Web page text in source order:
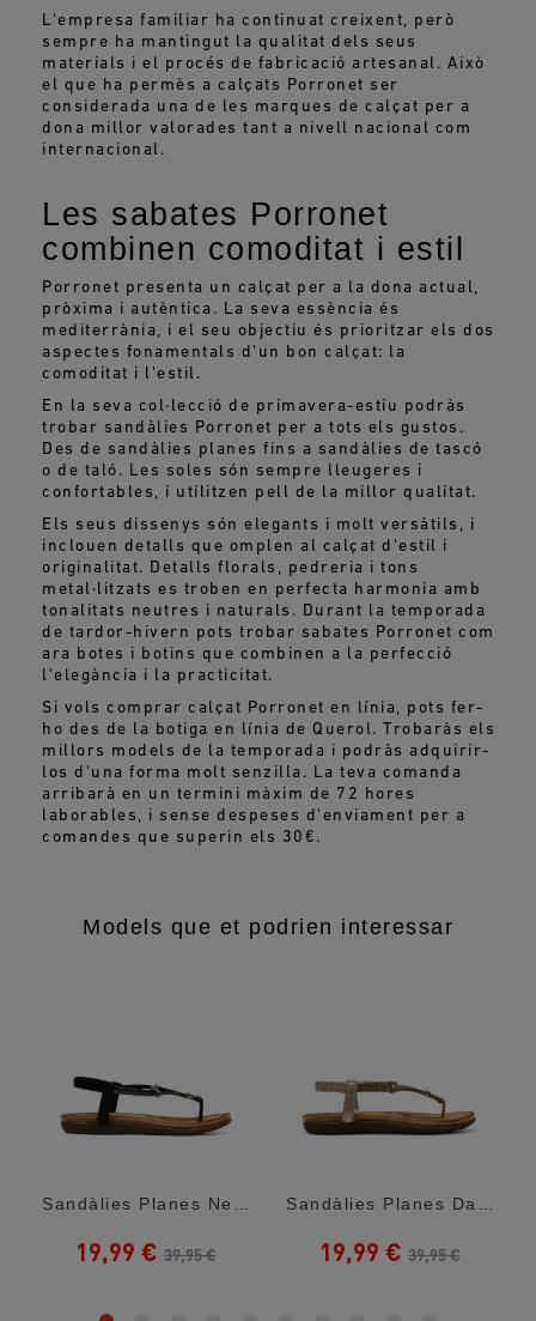
L'empresa familiar ha continuat creixent, però
sempre ha mantingut la qualitat dels seus
materials i el procés de fabricació artesanal. Això
el que ha permès a calçats Porronet ser
considerada una de les marques de calçat per a
dona millor valorades tant a nivell nacional com
internacional.
Les sabates Porronet
combinen comoditat i estil
Porronet presenta un calçat per a la dona actual,
pròxima i autèntica. La seva essència és
mediterrània, i el seu objectiu és prioritzar els dos
aspectes fonamentals d'un bon calçat: la
comoditat i l'estil.
En la seva col·lecció de primavera-estiu podràs
trobar sandàlies Porronet per a tots els gustos.
Des de sandàlies planes fins a sandàlies de tascó
o de taló. Les soles són sempre lleugeres i
confortables, i utilitzen pell de la millor qualitat.
Els seus dissenys són elegants i molt versàtils, i
inclouen detalls que omplen al calçat d'estil i
originalitat. Detalls florals, pedreria i tons
metal·litzats es troben en perfecta harmonia amb
tonalitats neutres i naturals. Durant la temporada
de tardor-hivern pots trobar sabates Porronet com
ara botes i botins que combinen a la perfecció
l'elegància i la practicitat.
Si vols comprar calçat Porronet en línia, pots fer-
ho des de la botiga en línia de Querol. Trobaràs els
millors models de la temporada i podràs adquirir-
los d'una forma molt senzilla. La teva comanda
arribarà en un termini màxim de 72 hores
laborables, i sense despeses d'enviament per a
comandes que superin els 30€.
Models que et podrien interessar
Sandàlies Planes Negres Amb Anells...
19,99 € 39,95 €
Sandàlies Planes Daurades Amb Anells...
19,99 € 39,95 €